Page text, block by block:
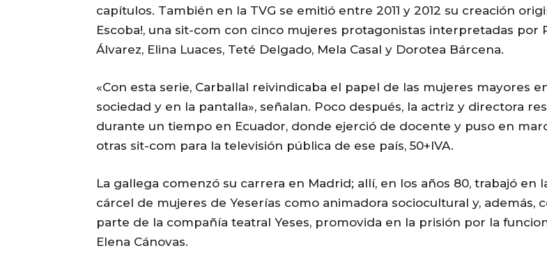
capítulos. También en la TVG se emitió entre 2011 y 2012 su creación
Escoba!, una sit-com con cinco mujeres protagonistas interpretadas por
Álvarez, Elina Luaces, Teté Delgado, Mela Casal y Dorotea Bárcena.
«Con esta serie, Carballal reivindicaba el papel de las mujeres mayores
sociedad y en la pantalla», señalan. Poco después, la actriz y directora
durante un tiempo en Ecuador, donde ejerció de docente y puso en
otras sit-com para la televisión pública de ese país, 50+IVA.
La gallega comenzó su carrera en Madrid; allí, en los años 80, trabajó en
cárcel de mujeres de Yeserías como animadora sociocultural y, además,
parte de la compañía teatral Yeses, promovida en la prisión por la
Elena Cánovas.